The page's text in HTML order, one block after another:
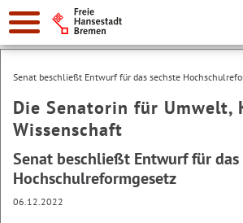
Suche:
Senat beschließt Entwurf für das sechste
Die Senatorin für Umwelt,
Wissenschaft
Senat beschließt Entwurf für das
Hochschulreformgesetz
06.12.2022